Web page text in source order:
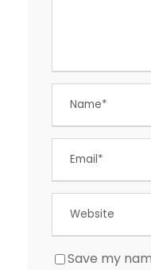
Save my